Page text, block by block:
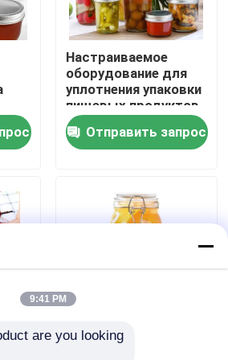
еды
напитка
Настраиваемое
оборудование для
уплотнения упаковки
пищевых продуктов
защищает от
загрязнения
Отправить запрос
500 мл емкости
9:41 PM
are you looking